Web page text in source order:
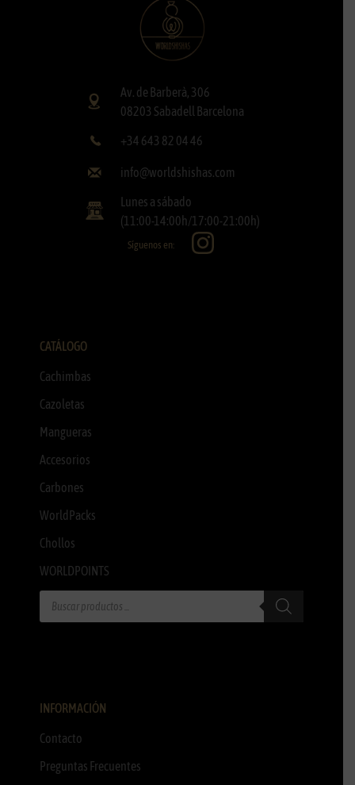
Av. de Barberà, 306
08203 Sabadell Barcelona
+34 643 82 04 46
info@worldshishas.com
Lunes a sábado
(11:00-14:00h/17:00-21:00h)
Síguenos en:
CATÁLOGO
Cachimbas
Cazoletas
Mangueras
Accesorios
Carbones
WorldPacks
Chollos
WORLDPOINTS
INFORMACIÓN
Contacto
Preguntas Frecuentes